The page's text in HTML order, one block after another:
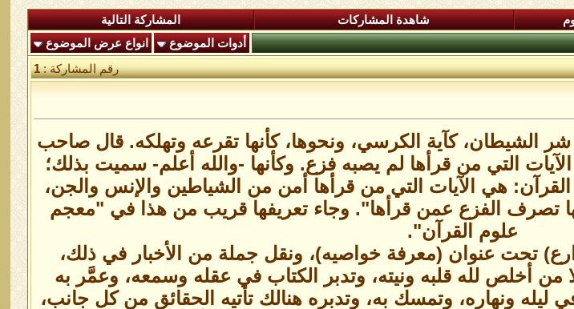
شاهدة المشاركات
المشاركة التالية
أدوات الموضوع
انواع عرض الموضوع
رقم المشاركة :1
شر الشيطان، كآية الكرسي، ونحوها، كأنها تقرعه وتهلكه. قال صاحب
التي من قرأها لم يصبه فزع. وكأنها -والله أعلم- سميت بذلك؛
القرآن: هي الآيات التي من قرأها أمن من الشياطين والإنس والجن،
تصرف الفزع عمن قرأها". وجاء تعريفها قريب من هذا في "معجم
علوم القرآن".
تحت عنوان (معرفة خواصيه)، ونقل جملة من الأخبار في ذلك،
من أخلص لله قلبه ونيته، وتدبر الكتاب في عقله وسمعه، وعمَّر به
ونهاره، وتمسك به، وتدبره هنالك تأتيه الحقائق من كل جانب،